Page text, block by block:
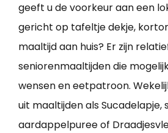
geeft u de voorkeur aan een
gericht op tafeltje dekje,
maaltijd aan huis? Er zijn
seniorenmaaltijden die
wensen en eetpatroon.
uit maaltijden als Sucadelapje,
aardappelpuree of